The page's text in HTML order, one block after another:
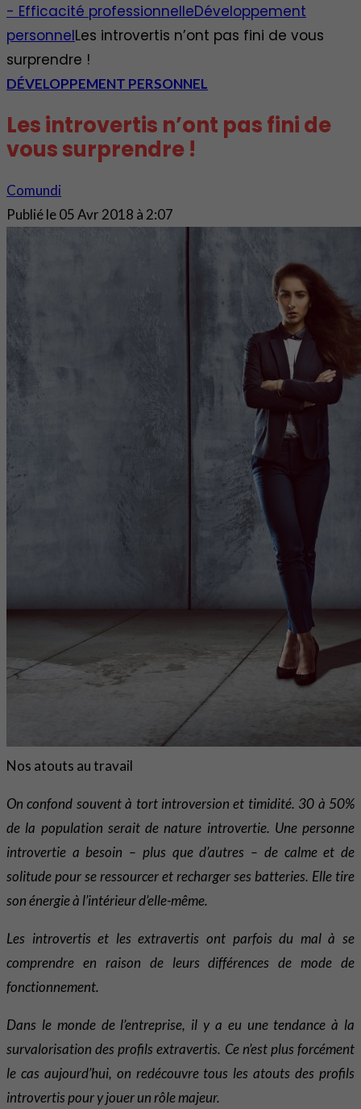
- Efficacité professionnelleDéveloppement
personnelLes introvertis n’ont pas fini de vous
surprendre !
DÉVELOPPEMENT PERSONNEL
Les introvertis n’ont pas fini de
vous surprendre !
Comundi
Publié le05 Avr 2018 à 2:07
Nos atouts au travail
On confond souvent à tort introversion et timidité. 30 à 50%
de la population serait de nature introvertie. Une personne
introvertie a besoin – plus que d’autres – de calme et de
solitude pour se ressourcer et recharger ses batteries. Elle tire
son énergie à l’intérieur d’elle-même.
Les introvertis et les extravertis ont parfois du mal à se
comprendre en raison de leurs différences de mode de
fonctionnement.
Dans le monde de l’entreprise, il y a eu une tendance à la
survalorisation des profils extravertis. Ce n’est plus forcément
le cas aujourd’hui, on redécouvre tous les atouts des profils
introvertis pour y jouer un rôle majeur.